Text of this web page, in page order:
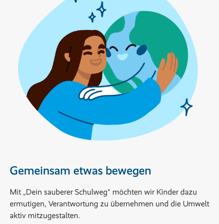
Gemeinsam etwas bewegen
Mit „Dein sauberer Schulweg" möchten wir Kinder dazu
ermutigen, Verantwortung zu übernehmen und die Umwelt
aktiv mitzugestalten.